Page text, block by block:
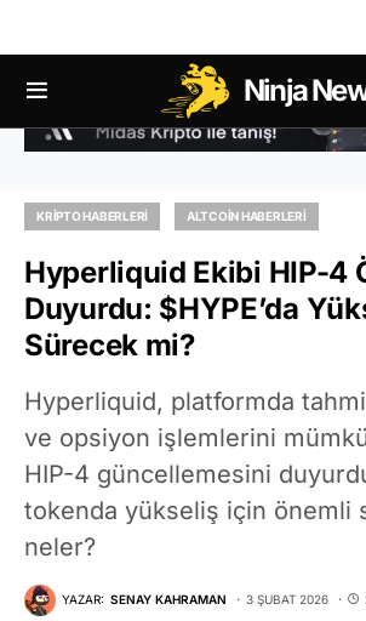
Ninja
KRIPTO HABERLERI ALTCOIN HABERLERI
Hyperliquid Ekibi HIP-4
Duyurdu: $HYPE’da
Sürecek mi?
Hyperliquid, platformda
ve opsiyon işlemlerini
HIP-4 güncellemesini
tokenda yükseliş için önemli
neler?
YAZAR: SENAY KAHRAMAN 3 ŞUBAT 2026